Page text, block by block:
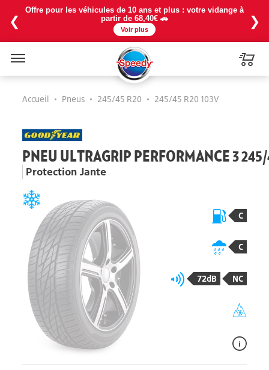
❮
Offre pour les véhicules de 10 ans et plus : votre vidange à
partir de 68,40€ 🚗
Voir plus
❯
Accueil • Pneus • 245/45 R20 • 245/45 R20 103V
PNEU ULTRAGRIP PERFORMANCE 3
Protection Jante
C
C
72dB NC